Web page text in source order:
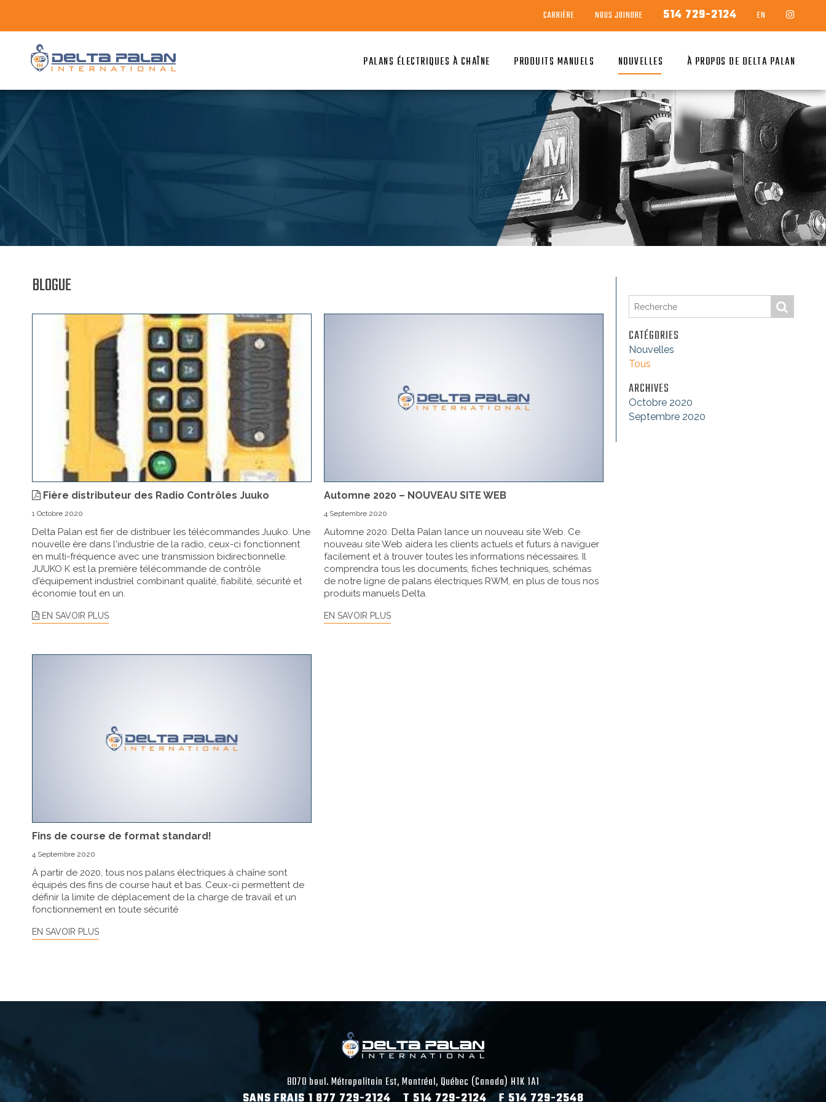
CARRIÈRE NOUS JOINDRE 514 729-2124 EN
PALANS ÉLECTRIQUES À CHAÎNE PRODUITS MANUELS NOUVELLES À PROPOS DE DELTA PALAN
CATÉGORIES
Nouvelles
Tous
ARCHIVES
Octobre 2020
Septembre 2020
BLOGUE
Fière distributeur des Radio Contrôles Juuko
1 Octobre 2020
Delta Palan est fier de distribuer les télécommandes Juuko. Une
nouvelle ère dans l'industrie de la radio, ceux-ci fonctionnent
en multi-fréquence avec une transmission bidirectionnelle.
JUUKO K est la première télécommande de contrôle
d'équipement industriel combinant qualité, fiabilité, sécurité et
économie tout en un.
EN SAVOIR PLUS
Automne 2020 – NOUVEAU SITE WEB
4 Septembre 2020
Automne 2020. Delta Palan lance un nouveau site Web. Ce
nouveau site Web aidera les clients actuels et futurs à naviguer
facilement et à trouver toutes les informations nécessaires. Il
comprendra tous les documents, fiches techniques, schémas
de notre ligne de palans électriques RWM, en plus de tous nos
produits manuels Delta.
EN SAVOIR PLUS
Fins de course de format standard!
4 Septembre 2020
À partir de 2020, tous nos palans électriques à chaîne sont
équipés des fins de course haut et bas. Ceux-ci permettent de
définir la limite de déplacement de la charge de travail et un
fonctionnement en toute sécurité
EN SAVOIR PLUS
8070 boul. Métropolitain Est, Montréal, Québec (Canada) H1K 1A1
SANS FRAIS 1 877 729-2124 T 514 729-2124 F 514 729-2548